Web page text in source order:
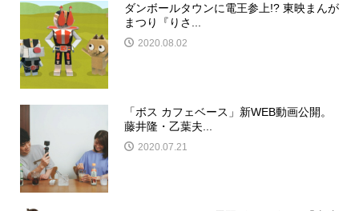
ダンボールタウンに電王参上!? 東映まんが
まつり『りさ...
2020.08.02
「ボス カフェベース」新WEB動画公開。
藤井隆・乙葉夫...
2020.07.21